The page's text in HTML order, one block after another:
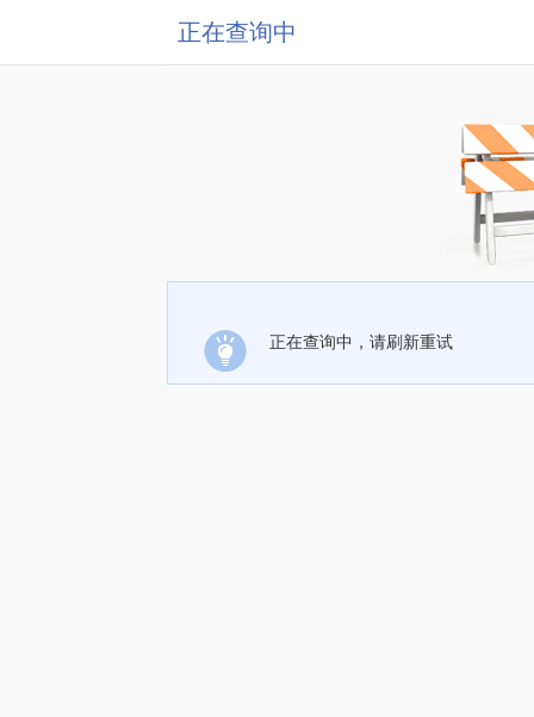
正在查询中
正在查询中，请刷新重试